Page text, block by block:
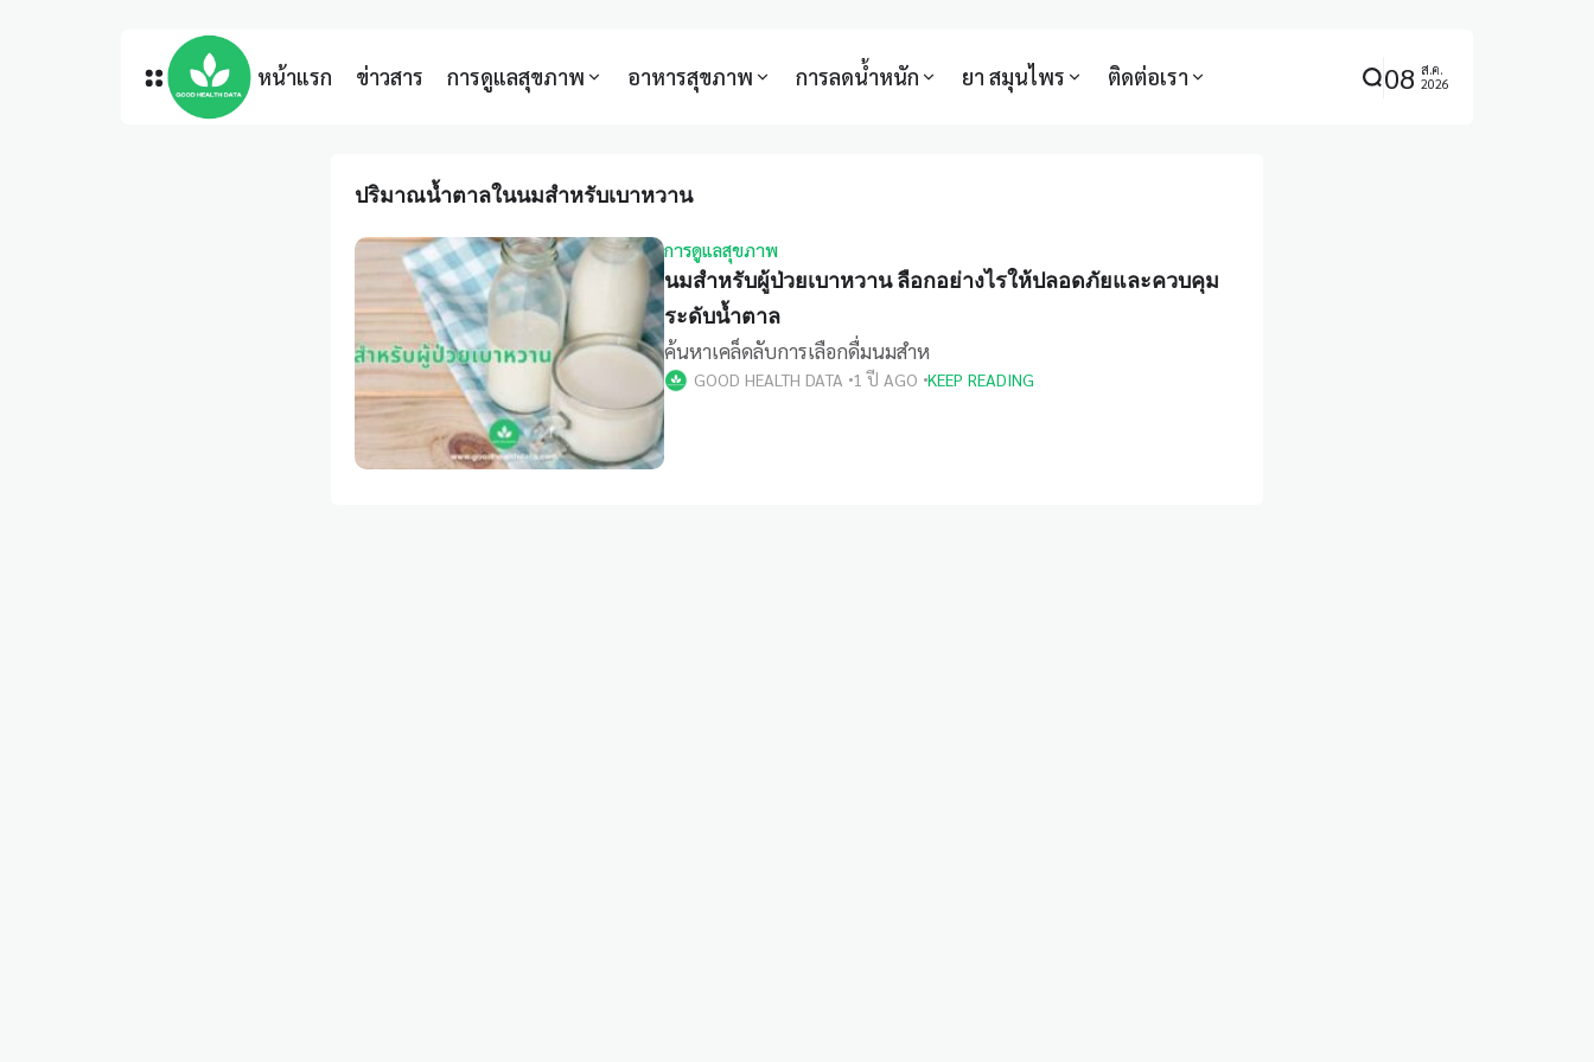
หน้าแรก ข่าวสาร การดูแลสุขภาพ อาหารสุขภาพ การลดน้ำหนัก ยา สมุนไพร ติดต่อเรา 08 ส.ค.
2026
ปริมาณน้ำตาลในนมสำหรับเบาหวาน
การดูแลสุขภาพ
นมสำหรับผู้ป่วยเบาหวาน ลือกอย่างไรให้ปลอดภัยและควบคุม
ระดับน้ำตาล
ค้นหาเคล็ดลับการเลือกดื่มนมสำห
GOOD HEALTH DATA 1 ปี AGO KEEP READING